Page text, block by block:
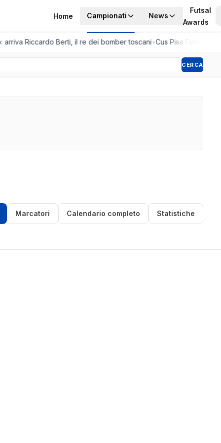
Home Campionati News
Futsal
Awards
Riccardo Berti, il re dei bomber toscani•Cus Pisa Femminile,
CERCA
Marcatori Calendario completo Statistiche